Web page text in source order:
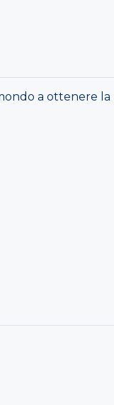
a ottenere la